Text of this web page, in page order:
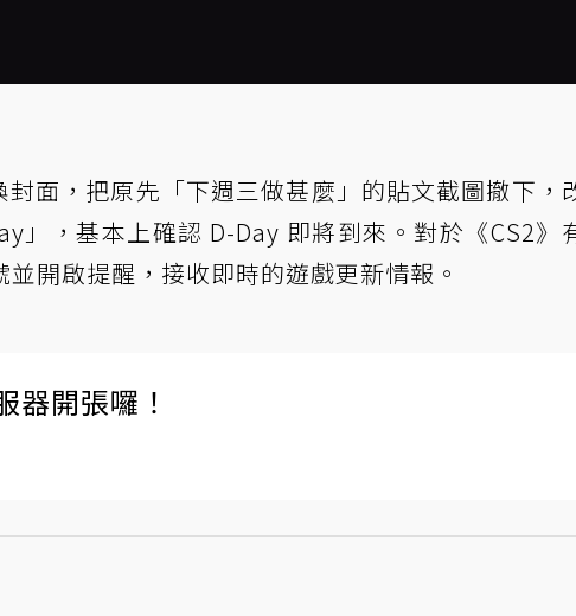
封面，把原先「下週三做甚麼」的貼文截圖撤下，
」，基本上確認 D-Day 即將到來。對於《CS2》
開啟提醒，接收即時的遊戲更新情報。
器開張囉！